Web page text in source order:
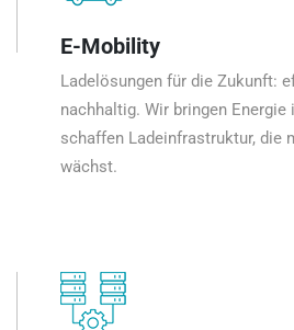
E-Mobility
Ladelösungen für die Zukunft:
nachhaltig. Wir bringen Energie
schaffen Ladeinfrastruktur, die
wächst.